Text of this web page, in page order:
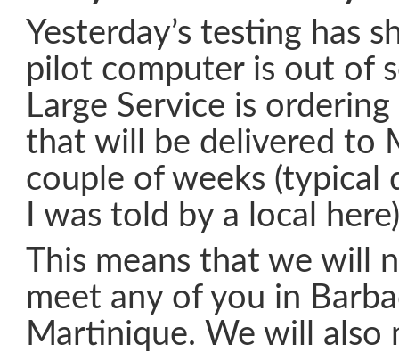
Yesterday’s testing has
pilot computer is out of
Large Service is
that will be delivered to
couple of weeks (typical
I was told by a local
This means that we will
meet any of you in
Martinique. We will also